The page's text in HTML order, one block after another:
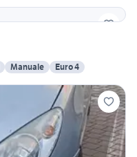
Manuale Euro 4